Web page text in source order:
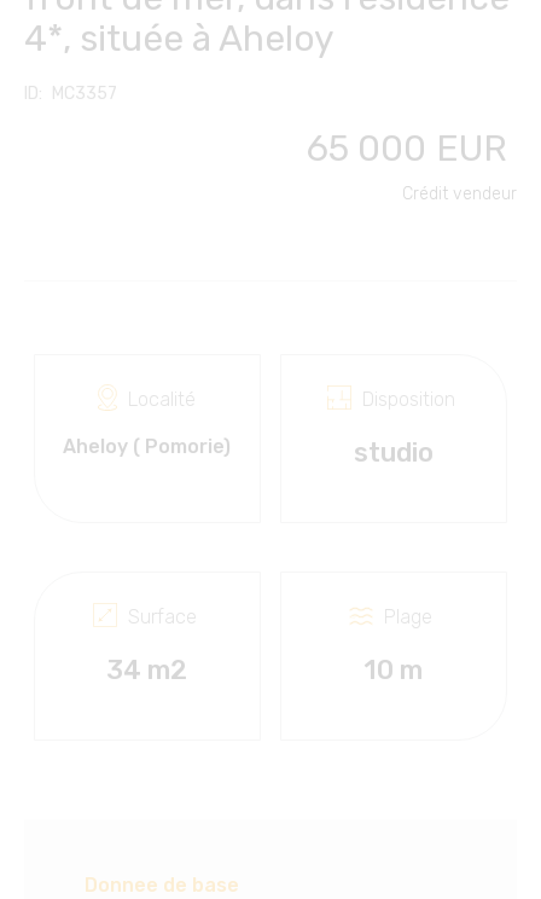
Transferts depuis/vers
l'aéroport
Location de voiture
Club des propriétaires
FC FINANCE-CONSULT
Česky
Български
Contact
4*, située à Aheloy
MC3357
65 000 EUR
Crédit vendeur
Localité
Aheloy ( Pomorie)
Disposition
studio
Surface
34 m2
Plage
10 m
Donnee de base